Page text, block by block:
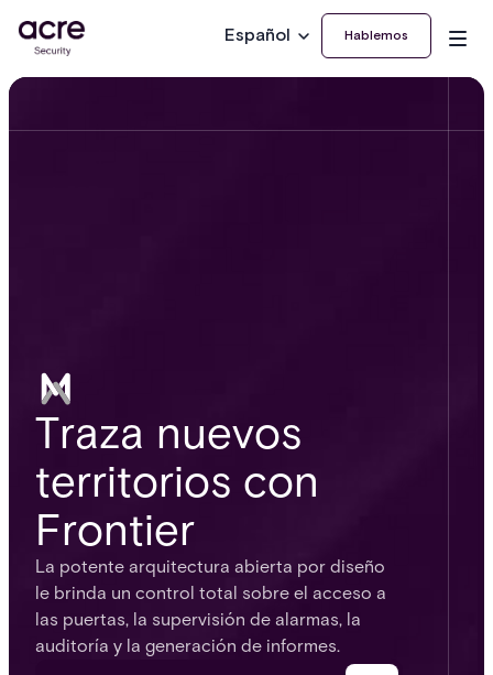
Español Hablemos
Traza nuevos
territorios con
Frontier
La potente arquitectura abierta por diseño
le brinda un control total sobre el acceso a
las puertas, la supervisión de alarmas, la
auditoría y la generación de informes.